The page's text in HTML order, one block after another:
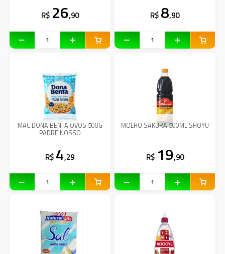
R$ 26,90 R$ 8,90
MAC DONA BENTA OVOS 500G
PADRE NOSSO
R$ 4,29
MOLHO SAKURA 500ML SHOYU
R$ 19,90